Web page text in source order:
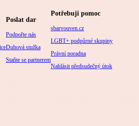
Poslat dar
Podpořte nás
Duhová stužka
Staňte se partnerem
Potřebuji pomoc
sbarvouven.cz
LGBT+ podpůrné skupiny
Právní poradna
Nahlásit předsudečný útok